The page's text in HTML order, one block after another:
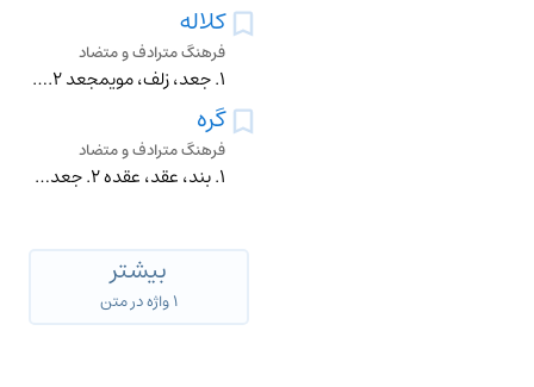
کلاله
فرهنگ مترادف و متضاد
۱. جعد، زلف، مویمجعد ۲. کاکل، کسمه ۳. دستهگل
گره
فرهنگ مترادف و متضاد
۱. بند، عقد، عقده ۲. جعد، چین، شکن، شکنج ۳. قید ۴. لکنت ۵. دشپیل ۶. مفصل ۷. قفل ۸. پیوندگاه ۹. اشکال، مشکل
بیشتر
۱ واژه در متن